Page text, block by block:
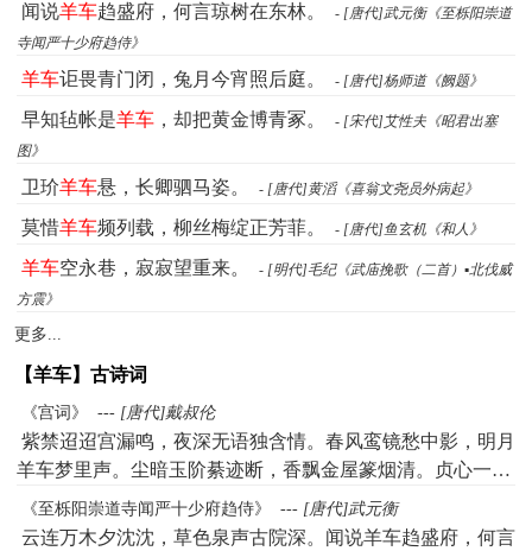
闻说羊车趋盛府，何言琼树在东林。
- [唐代]武元衡《至栎阳崇道
寺闻严十少府趋侍》
羊车讵畏青门闭，兔月今宵照后庭。 - [唐代]杨师道《阙题》
早知毡帐是羊车 ，却把黄金博青冢。
- [宋代]艾性夫《昭君出塞
图》
卫玠羊车悬，长卿驷马姿。 - [唐代]黄滔《喜翁文尧员外病起》
莫惜羊车频列载，柳丝梅绽正芳菲。 - [唐代]鱼玄机《和人》
羊车空永巷，寂寂望重来。
- [明代]毛纪《武庙挽歌（二首）▪北伐威
方震》
更多...
【羊车】古诗词
《宫词》 --- [唐代]戴叔伦
紫禁迢迢宫漏鸣，夜深无语独含情。春风鸾镜愁中影，明月
羊车梦里声。尘暗玉阶綦迹断，香飘金屋篆烟清。贞心一任
蛾眉妒，买赋何须问马卿。
《至栎阳崇道寺闻严十少府趋侍》 --- [唐代]武元衡
云连万木夕沈沈，草色泉声古院深。闻说羊车趋盛府，何言